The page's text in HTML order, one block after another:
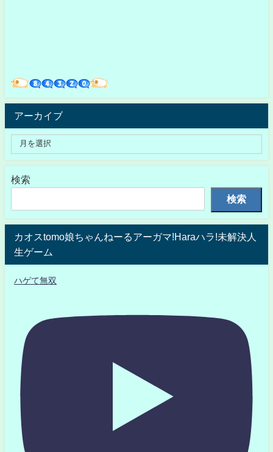
アーカイブ
検索
検索
カオスtomo娘ちゃんねーるアーガマ!Haraハラ!未解決人
生ゲーム
ハゲて無双